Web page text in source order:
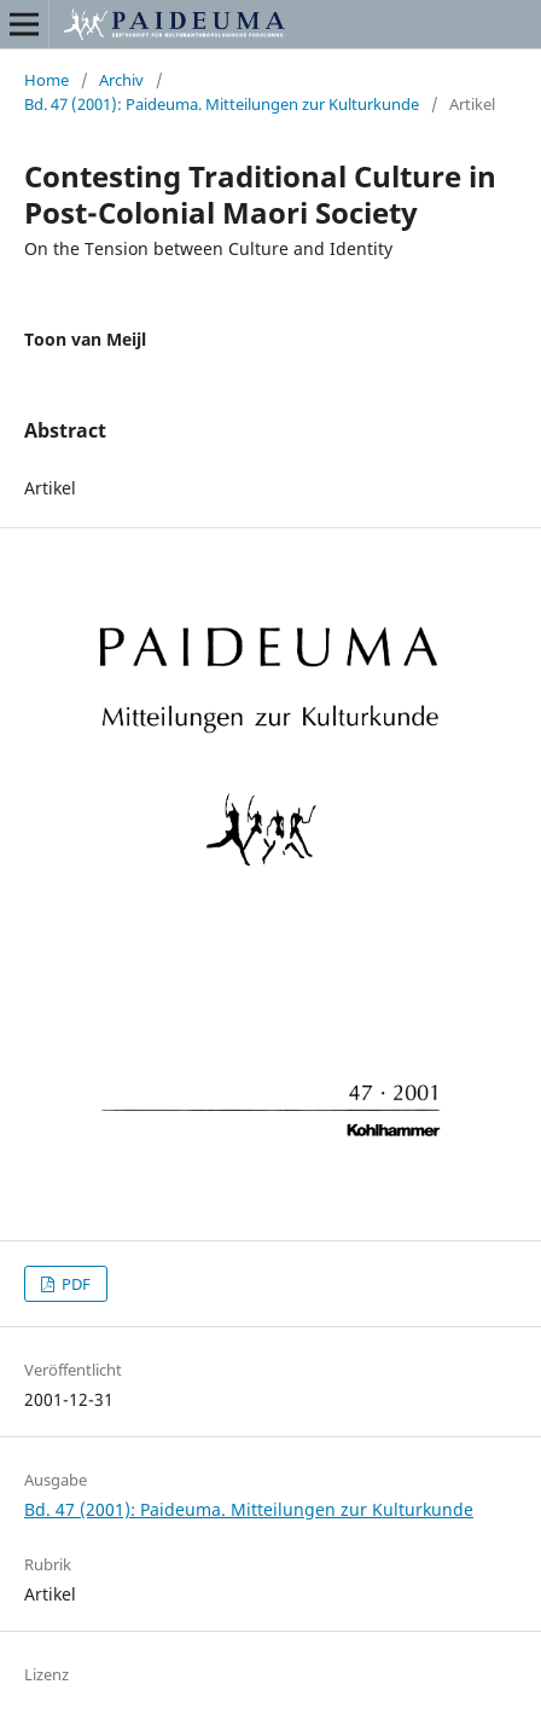
Home / Archiv
/
Bd. 47 (2001): Paideuma. Mitteilungen zur Kulturkunde
/ Artikel
Contesting Traditional Culture in
Post-Colonial Maori Society
On the Tension between Culture and Identity
Toon van Meijl
Abstract
Artikel
PDF
Veröffentlicht
2001-12-31
Ausgabe
Bd. 47 (2001): Paideuma. Mitteilungen zur Kulturkunde
Rubrik
Artikel
Lizenz